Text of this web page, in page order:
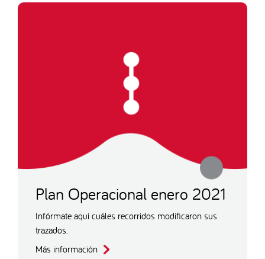
Plan Operacional enero 2021
Infórmate aquí cuáles recorridos modificaron sus
trazados.
Más información